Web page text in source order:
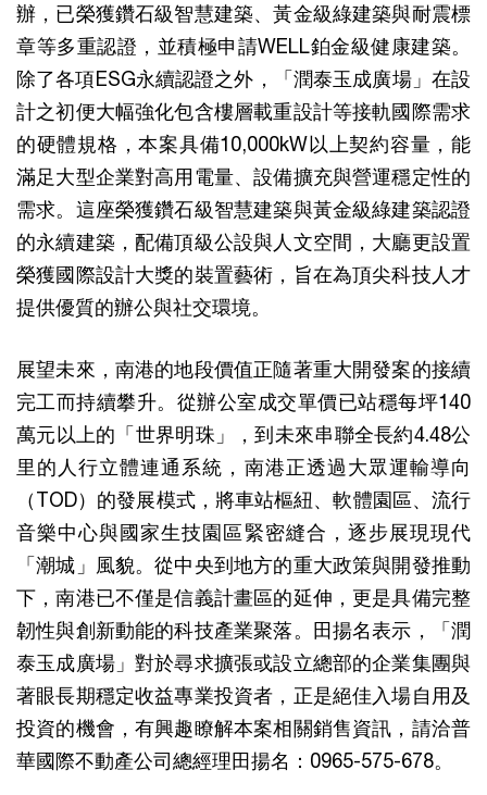
辦，已榮獲鑽石級智慧建築、黃金級綠建築與耐震標
章等多重認證，並積極申請WELL鉑金級健康建築。
除了各項ESG永續認證之外，「潤泰玉成廣場」在設
計之初便大幅強化包含樓層載重設計等接軌國際需求
的硬體規格，本案具備10,000kW以上契約容量，能
滿足大型企業對高用電量、設備擴充與營運穩定性的
需求。這座榮獲鑽石級智慧建築與黃金級綠建築認證
的永續建築，配備頂級公設與人文空間，大廳更設置
榮獲國際設計大獎的裝置藝術，旨在為頂尖科技人才
提供優質的辦公與社交環境。
展望未來，南港的地段價值正隨著重大開發案的接續
完工而持續攀升。從辦公室成交單價已站穩每坪140
萬元以上的「世界明珠」，到未來串聯全長約4.48公
里的人行立體連通系統，南港正透過大眾運輸導向
（TOD）的發展模式，將車站樞紐、軟體園區、流行
音樂中心與國家生技園區緊密縫合，逐步展現現代
「潮城」風貌。從中央到地方的重大政策與開發推動
下，南港已不僅是信義計畫區的延伸，更是具備完整
韌性與創新動能的科技產業聚落。田揚名表示，「潤
泰玉成廣場」對於尋求擴張或設立總部的企業集團與
著眼長期穩定收益專業投資者，正是絕佳入場自用及
投資的機會，有興趣瞭解本案相關銷售資訊，請洽普
華國際不動產公司總經理田揚名：0965-575-678。